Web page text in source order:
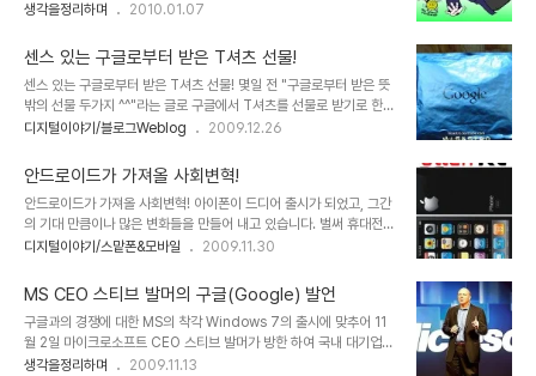
생각을 나누고자 했던 기대와는 달리 그러하지 못한 부분에 있어서는
좀더 많은 분들과의 공감이 ..
여러 방송사에서 다큐멘터리 형식으로 성공을 다룬 프로그램들이 한
특정한 한 사람의 몫이었고, 그건 말그대로 신화였습니다. 그리고 이를
본 많은 사람들은 성공을 일궈낸 사람에 대해 방송이 보여준 만큼 생각
하게 했습니다. 물론 저도 그랬습니다. ▲ 강대국 미국이 과연 미국 스
스로의 힘만으로 세상의 앞에 설 수 있었을까요? 그런데, 시간이 지나
서 알게된 그 성공이란, 성공이라고 하기엔 무색한 경우가 적지 않았습
미리 터춰 버린... 그러한 왜..
생각을정리하며 2010.01.07
센스 있는 구글로부터 받은 T셔츠 선물!
센스 있는 구글로부터 받은 T셔츠 선물! 몇일 전 "구글로부터 받은 뜻
밖의 선물 두가지 ^^"라는 글로 구글에서 T셔츠를 선물로 받기로 한
사연을 말씀드렸죠? 오늘 그 T셔츠를 받았습니다. T셔츠를 받고 보
케팅의 연쇄적 반응을 만들도록 하는 대단한 회사라는 생각을 또 다시
하게 만듭니다. 정말이지 기업의 정책 기조와 기본적 바탕이 얼마나 중
요한지를 생각하게 만들었습니다. 기업 마케팅의 표본이란 생각을 하
지 않을 수 없습니다. 특히 인터넷을 기반으로 하는 기업들이라면, 구
글이 사용자들과 어떻게 커뮤티케이션을 하고 연결고리를 만들어 연
요가 있다고 생각합니다. 이런 걸 배워..
디지털이야기/블로그Weblog 2009.12.26
안드로이드가 가져올 사회변혁!
안드로이드가 가져올 사회변혁! 아이폰이 드디어 출시가 되었고, 그간
의 기대 만큼이나 많은 변화들을 만들어 내고 있습니다. 벌써 휴대전화
통신요금의 인하가 거론되거나 발표되고 있고, 이동통신사 별로 데이
보입니다. 이제 곧 안드로이드도 국내에 선보이게 됩니다. 들려오는 소
문들 중에는 "한국형 안드로이드"라는 말로 스팩이 다운된 형태의 출
시 가능성들을 시사하고 있기도 합니다만, 그것이 결코 쉽지는 않을 것
이라는 생각과 함께, 아이폰가 가져왔던 그 이상, 아니 아이폰과는 또
다른 형태로써 쉽게 가늠할 수 없을 만큼의 많은 변혁과 그에 따른 수
디지털이야기/스맡폰&모바일 2009.11.30
MS CEO 스티브 발머의 구글(Google) 발언
구글과의 경쟁에 대한 MS의 착각 Windows 7의 출시에 맞추어 11
월 2일 마이크로소프트 CEO 스티브 발머가 방한 하여 국내 대기업
CIO 및 임원진들을 초청, 오찬간담회를 갖었는데, 이자리에서 "구글
생각을정리하며 2009.11.13